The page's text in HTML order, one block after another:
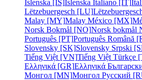
Íslenska [IS]Íslenska Italiano [IT]
Lëtzebuergesch [LU]
Malay [MY]Malay México [MX]
Norsk Bokmål [NO]Norsk bokmål
Português [PT]Português Română
Slovensky [SK]Slovensky Srpski
Tiếng Việt [VN]Tiếng Việt Türkçe
Ελληνικά [GR]Ελληνικά
Монгол [MN]Монгол Русский